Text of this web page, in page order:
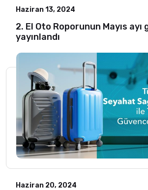
Haziran 13, 2024
2. El Oto Roporunun Mayıs ayı
yayınlandı
Haziran 20, 2024